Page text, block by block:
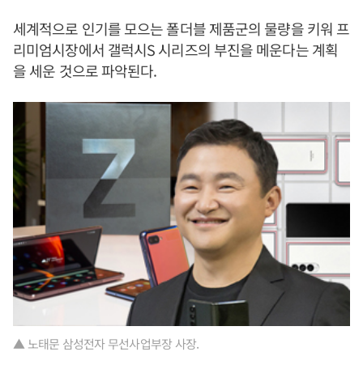
세계적으로 인기를 모으는 폴더블 제품군의 물량을 키워 프
리미엄시장에서 갤럭시S 시리즈의 부진을 메운다는 계획
을 세운 것으로 파악된다.
▲ 노태문 삼성전자 무선사업부장 사장.